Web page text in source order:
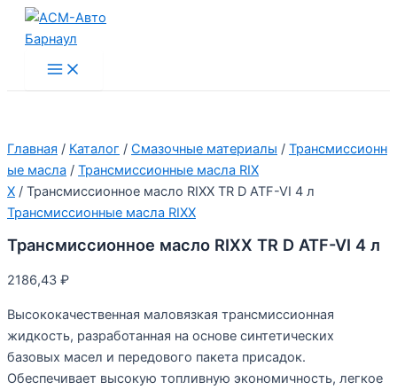
Перейти
Main
Menu
Главная / Каталог / Смазочные материалы / Трансмиссионн
ые масла / Трансмиссионные масла RIX
X / Трансмиссионное масло RIXX TR D ATF-VI 4 л
Трансмиссионные масла RIXX
Трансмиссионное масло RIXX TR D ATF-VI 4 л
2186,43 ₽
Высококачественная маловязкая трансмиссионная
жидкость, разработанная на основе синтетических
базовых масел и передового пакета присадок.
Обеспечивает высокую топливную экономичность, легкое